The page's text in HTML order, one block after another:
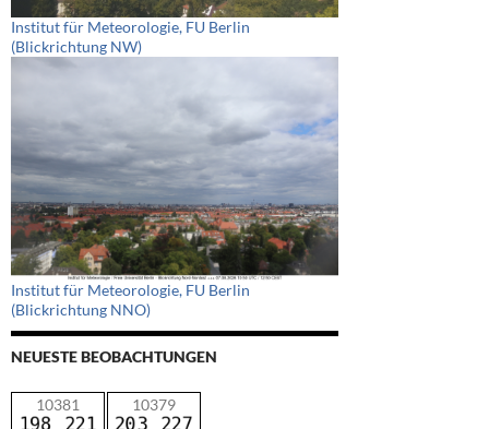
Institut für Meteorologie, FU Berlin
(Blickrichtung NW)
Institut für Meteorologie, FU Berlin
(Blickrichtung NNO)
NEUESTE BEOBACHTUNGEN
10381 10379